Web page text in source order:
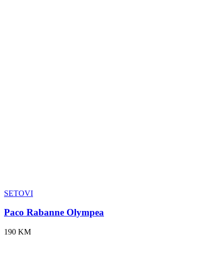
SETOVI
Paco Rabanne Olympea
190 KM